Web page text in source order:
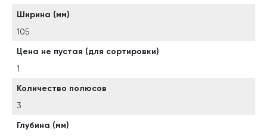
Ширина (мм)
105
Цена не пустая (для сортировки)
1
Количество полюсов
3
Глубина (мм)